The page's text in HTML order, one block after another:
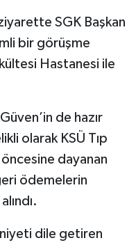
SGK Başkan
bir görüşme
Hastanesi ile
de hazır
olarak KSÜ Tıp
dayanan
ödemelerin
dile getiren